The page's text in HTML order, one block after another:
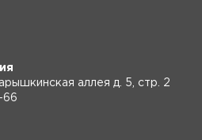
аллея д. 5, стр. 2
66